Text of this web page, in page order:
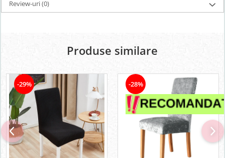
Review-uri(0)
Produse similare
-29% -28%